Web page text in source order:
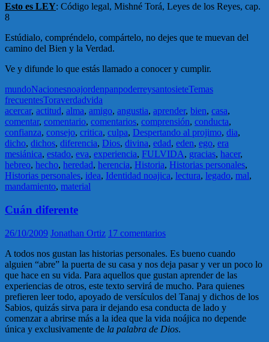
Esto es LEY: Código legal, Mishné Torá, Leyes de los Reyes, cap.
8
Estúdialo, compréndelo, compártelo, no dejes que te muevan del
camino del Bien y la Verdad.
Ve y difunde lo que estás llamado a conocer y cumplir.
mundoNacionesnoajordenpanpoderreysantosieteTemas
frecuentesToraverdadvida
acercar, actitud, alma, amigo, angustia, aprender, bien, casa,
comentar, comentario, comentarios, comprensión, conducta,
confianza, consejo, critica, culpa, Despertando al projimo, dia,
dicho, dichos, diferencia, Dios, divina, edad, eden, ego, era
mesiánica, estado, eva, experiencia, FULVIDA, gracias, hacer,
hebreo, hecho, heredad, herencia, Historia, Historias personales,
Historias personales, idea, Identidad noajica, lectura, legado, mal,
mandamiento, material
Cuán diferente
26/10/2009 Jonathan Ortiz 17 comentarios
A todos nos gustan las historias personales. Es bueno cuando
alguien “abre” la puerta de su casa y nos deja pasar y ver un poco lo
que hace en su vida. Para aquellos que gustan aprender de las
experiencias de otros, este texto servirá de mucho. Para quienes
prefieren leer todo, apoyado de versículos del Tanaj y dichos de los
Sabios, quizás sirva para ir dejando esa conducta de lado y
comenzar a abrirse más a la idea que la vida noájica no depende
única y exclusivamente de la palabra de Dios.